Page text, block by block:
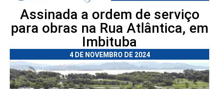
Assinada a ordem de serviço
para obras na Rua Atlântica, em
Imbituba
4 DE NOVEMBRO DE 2024